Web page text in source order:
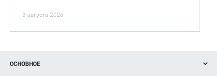
3 августа 2026
ОСНОВНОЕ